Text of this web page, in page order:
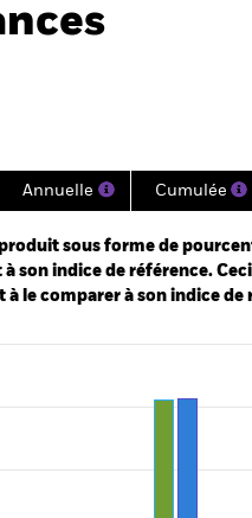
Annuelle Cumulée
sous forme de
son indice de référence.
à le comparer à son indice de